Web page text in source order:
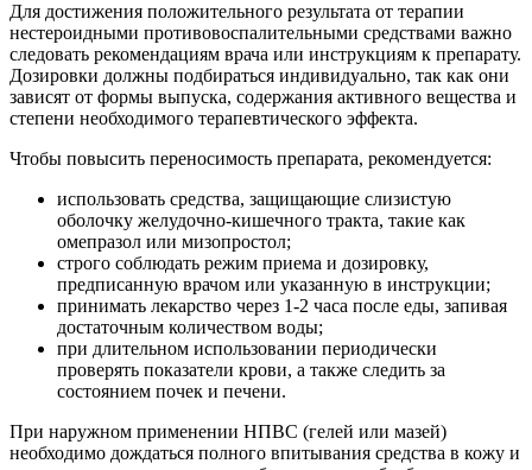
Для достижения положительного результата от терапии
нестероидными противовоспалительными средствами важно
следовать рекомендациям врача или инструкциям к препарату.
Дозировки должны подбираться индивидуально, так как они
зависят от формы выпуска, содержания активного вещества и
степени необходимого терапевтического эффекта.
Чтобы повысить переносимость препарата, рекомендуется:
использовать средства, защищающие слизистую
оболочку желудочно-кишечного тракта, такие как
омепразол или мизопростол;
строго соблюдать режим приема и дозировку,
предписанную врачом или указанную в инструкции;
принимать лекарство через 1-2 часа после еды, запивая
достаточным количеством воды;
при длительном использовании периодически
проверять показатели крови, а также следить за
состоянием почек и печени.
При наружном применении НПВС (гелей или мазей)
необходимо дождаться полного впитывания средства в кожу и